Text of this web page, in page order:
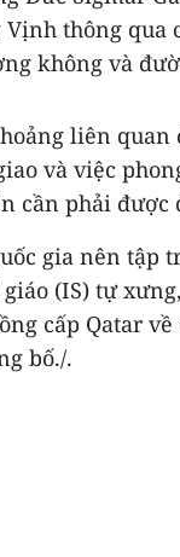
thông qua
không và
liên quan
và việc
cần phải được
gia nên tập
(IS) tự
cấp Qatar
bố./.